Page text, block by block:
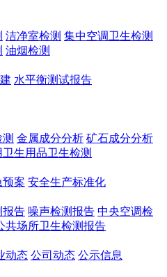
洁净室检测 集中空调卫生检测
油烟检测
水平衡测试报告
金属成分分析 矿石成分分析
生用品卫生检测
预案 安全生产标准化
报告 噪声检测报告 中央空调检
共场所卫生检测报告
动态 公司动态 公示信息